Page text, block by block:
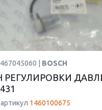
| BOSCH
РЕГУЛИРОВКИ
1460100675